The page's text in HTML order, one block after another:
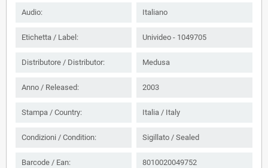
Audio: Italiano
Etichetta / Label: Univideo - 1049705
Distributore / Distributor: Medusa
Anno / Released: 2003
Stampa / Country: Italia / Italy
Condizioni / Condition: Sigillato / Sealed
Barcode / Ean: 8010020049752